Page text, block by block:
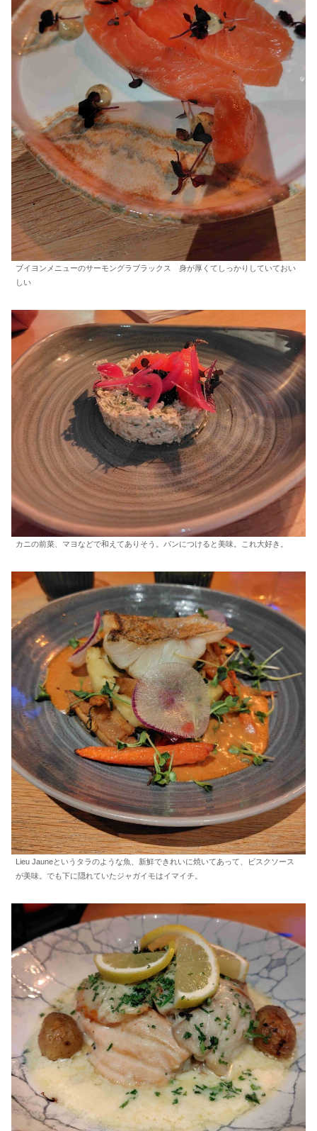
ブイヨンメニューのサーモングラブラックス 身が厚くてしっかりしていておい
しい
カニの前菜、マヨなどで和えてありそう。パンにつけると美味。これ大好き。
Lieu Jauneというタラのような魚、新鮮できれいに焼いてあって、ビスクソース
が美味。でも下に隠れていたジャガイモはイマイチ。